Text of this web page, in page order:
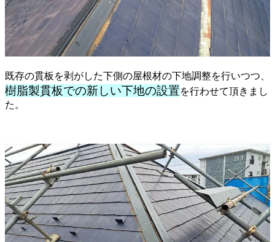
既存の貫板を剥がした下側の屋根材の下地調整を行いつつ、
樹脂製貫板での新しい下地の設置を行わせて頂きまし
た。